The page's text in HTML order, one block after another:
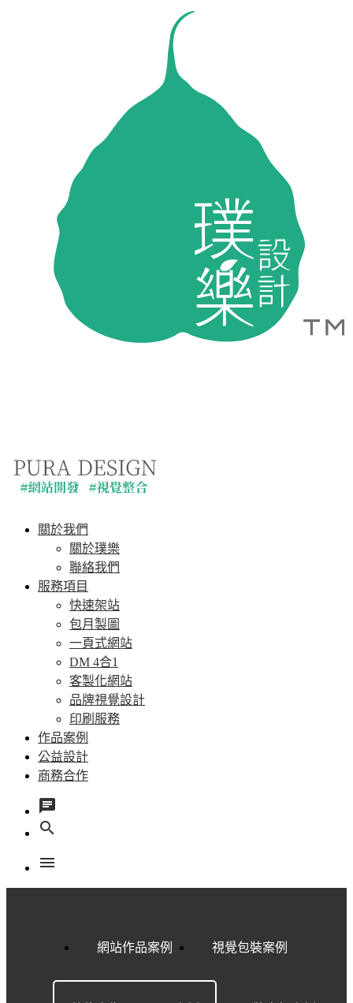
關於我們
關於璞樂
聯絡我們
服務項目
快速架站
包月製圖
一頁式網站
DM 4合1
客製化網站
品牌視覺設計
印刷服務
作品案例
公益設計
商務合作
chat
search
menu
網站作品案例 視覺包裝案例